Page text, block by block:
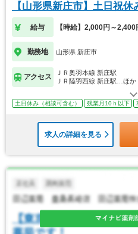
【山形県新庄市】土日祝
給与 【時給】2,000円～2,400
勤務地 山形県 新庄市
アクセス
ＪＲ奥羽本線 新庄駅
ＪＲ陸羽西線 新庄駅…ほか
土日休み（相談可含む） 残業月10ｈ以下
求人の詳細を見る